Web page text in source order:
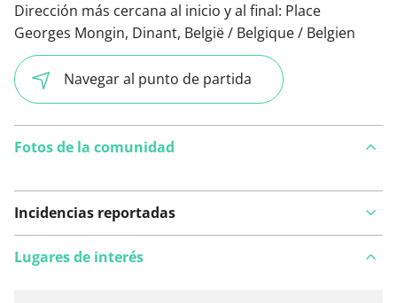
Dirección más cercana al inicio y al final: Place
Georges Mongin, Dinant, België / Belgique / Belgien
Navegar al punto de partida
Fotos de la comunidad
Incidencias reportadas
Lugares de interés